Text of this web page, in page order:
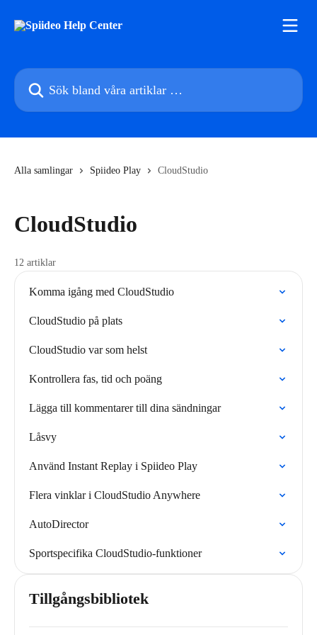
Sök bland våra artiklar …
Alla samlingar Spiideo Play CloudStudio
CloudStudio
12 artiklar
Komma igång med CloudStudio
CloudStudio på plats
CloudStudio var som helst
Kontrollera fas, tid och poäng
Lägga till kommentarer till dina sändningar
Låsvy
Använd Instant Replay i Spiideo Play
Flera vinklar i CloudStudio Anywhere
AutoDirector
Sportspecifika CloudStudio-funktioner
Tillgångsbibliotek